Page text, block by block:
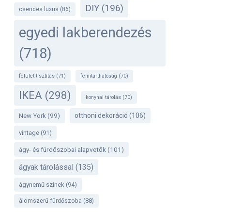
csendes luxus (86) DIY(196)
egyedi lakberendezés
(718)
felület tisztítás(71) fenntarthatóság (70)
IKEA (298) konyhai tárolás(70)
New York(99) otthoni dekoráció (106)
vintage(91)
ágy- és fürdőszobai alapvetők (101)
ágyak tárolással (135)
ágynemű színek(94)
álomszerű fürdőszoba (88)